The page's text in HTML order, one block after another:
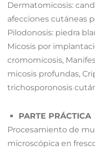
Dermatomicosis:
afecciones cutáneas
Pilodonosis: piedra
Micosis por
cromomicosis,
micosis profundas,
trichosporonosis
PARTE PRÁCTICA
Procesamiento de
microscópica en